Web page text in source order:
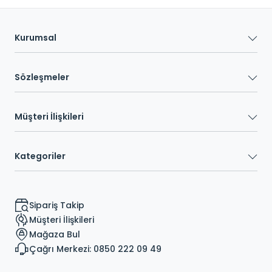
Kurumsal
Sözleşmeler
Müşteri İlişkileri
Kategoriler
Sipariş Takip
Müşteri İlişkileri
Mağaza Bul
Çağrı Merkezi: 0850 222 09 49